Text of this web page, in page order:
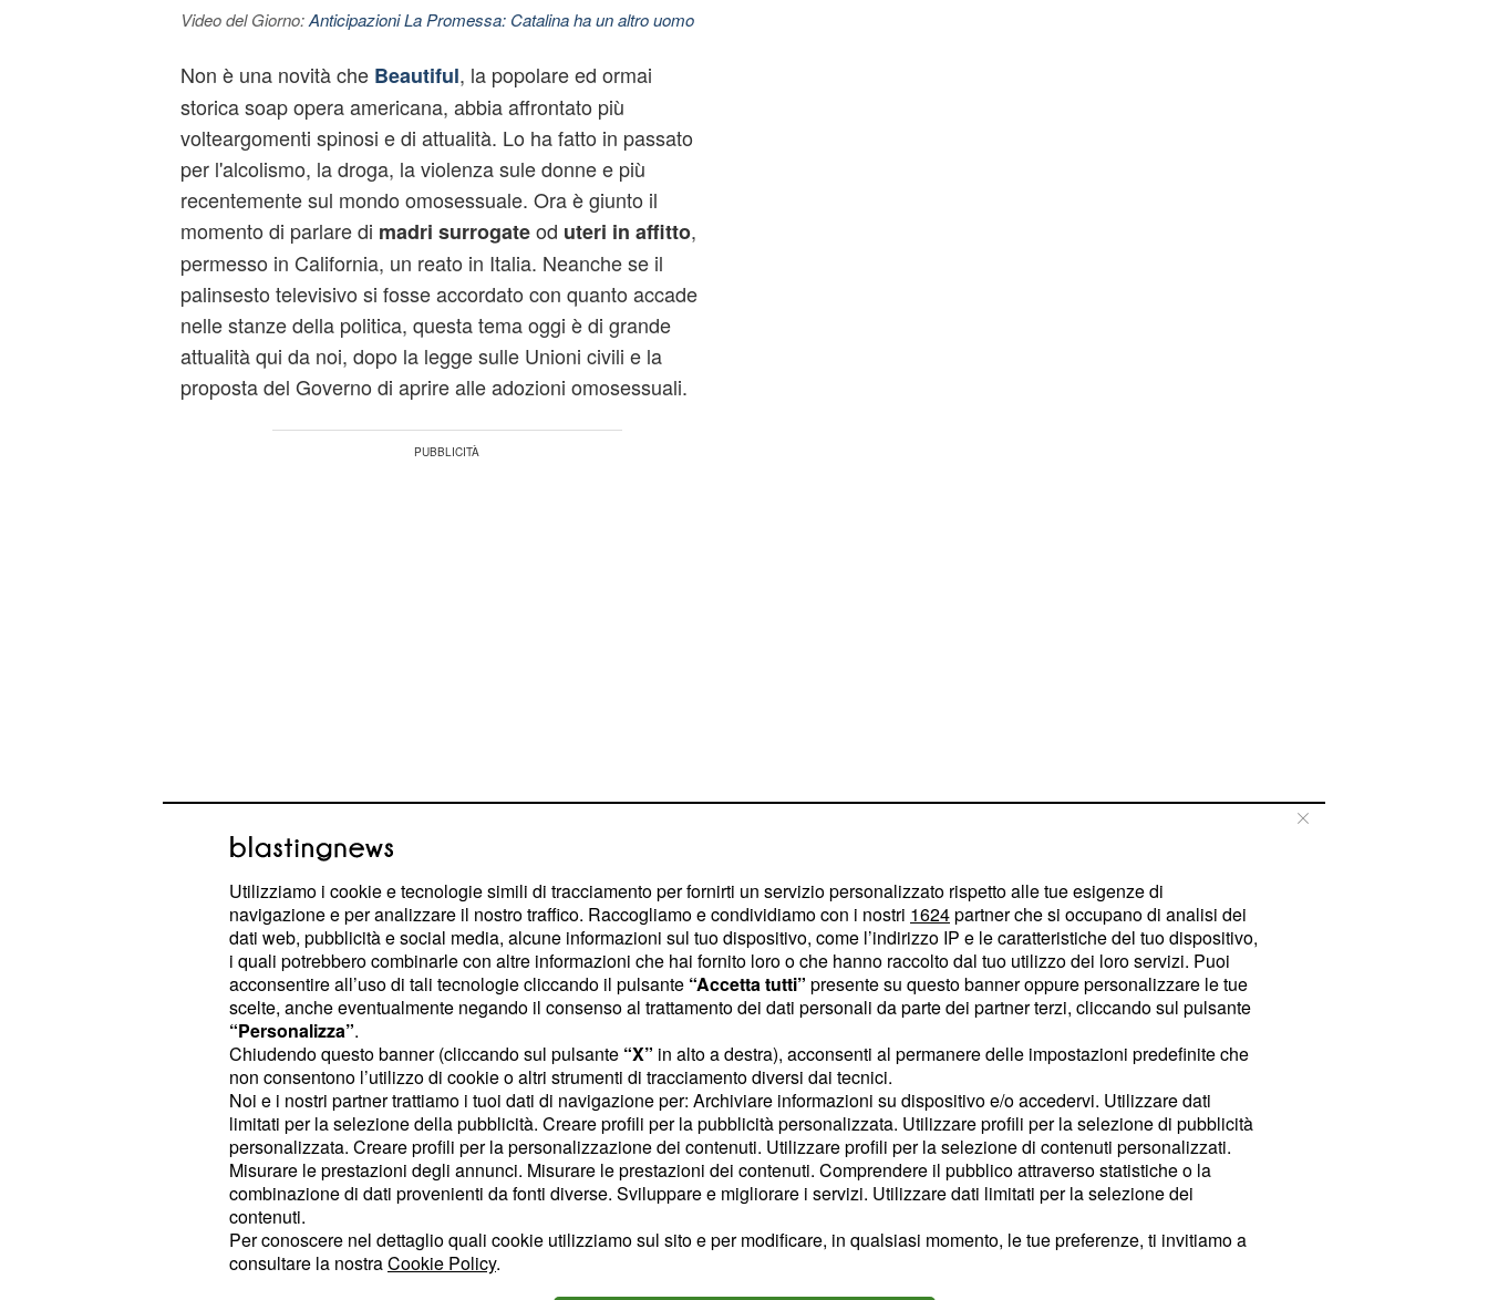
Video del Giorno:Anticipazioni La Promessa: Catalina ha un altro uomo
Non è una novità che Beautiful, la popolare ed ormai
storica soap opera americana, abbia affrontato più
volteargomenti spinosi e di attualità. Lo ha fatto in passato
per l'alcolismo, la droga, la violenza sule donne e più
recentemente sul mondo omosessuale. Ora è giunto il
momento di parlare di madri surrogateod uteri in affitto,
permesso in California, un reato in Italia. Neanche se il
palinsesto televisivo si fosse accordato con quanto accade
nelle stanze della politica, questa tema oggi è di grande
attualità qui da noi, dopo la legge sulle Unioni civili e la
proposta del Governo di aprire alle adozioni omosessuali.
questione, torniamo, perciò, alla
alle prossimepuntate.
Maya chiede alla sorella di avere suo
figlio
Com'era prevedibile i neo sposini
allargare la famiglia, ma il loro desiderio è ostacolato dalla
natura. Maya, benché si sia sottoposta al cambio di sesso
ed oggi viva felicemente come una donna, non è in grado di
procreare, perciò decide dichiedere un aiuto alla sorella
Nicoleper far sì che il suo bambino possa avere il
suostesso patrimonio genetico. Una richiesta all'apparenza
normale che naturalmente scatenerà diversi interrogativi e
terrà banco per diverse settimane. Ben presto, infatti, Maya
Utilizziamo i cookie e tecnologie simili di tracciamento per fornirti un servizio personalizzato rispetto alle tue esigenze di
navigazione e per analizzare il nostro traffico. Raccogliamo e condividiamo con i nostri 1624partner che si occupano di analisi dei
dati web, pubblicità e social media, alcune informazioni sul tuo dispositivo, come l’indirizzo IP e le caratteristiche del tuo dispositivo,
i quali potrebbero combinarle con altre informazioni che hai fornito loro o che hanno raccolto dal tuo utilizzo dei loro servizi. Puoi
acconsentire all’uso di tali tecnologie cliccando il pulsante “Accetta tutti” presente su questo banner oppure personalizzare le tue
scelte, anche eventualmente negando il consenso al trattamento dei dati personali da parte dei partner terzi, cliccando sul pulsante
“Personalizza”.
Chiudendo questo banner (cliccando sul pulsante “X” in alto a destra), acconsenti al permanere delle impostazioni predefinite che
non consentono l’utilizzo di cookie o altri strumenti di tracciamento diversi dai tecnici.
Noi e i nostri partner trattiamo i tuoi dati di navigazione per: Archiviare informazioni su dispositivo e/o accedervi. Utilizzare dati
limitati per la selezione della pubblicità. Creare profili per la pubblicità personalizzata. Utilizzare profili per la selezione di pubblicità
personalizzata. Creare profili per la personalizzazione dei contenuti. Utilizzare profili per la selezione di contenuti personalizzati.
Misurare le prestazioni degli annunci. Misurare le prestazioni dei contenuti. Comprendere il pubblico attraverso statistiche o la
combinazione di dati provenienti da fonti diverse. Sviluppare e migliorare i servizi. Utilizzare dati limitati per la selezione dei
contenuti.
Per conoscere nel dettaglio quali cookie utilizziamo sul sito e per modificare, in qualsiasi momento, le tue preferenze, ti invitiamo a
consultare la nostraCookie Policy.